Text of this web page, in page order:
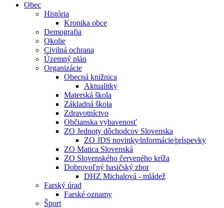
Obec
História
Kronika obce
Demografia
Okolie
Civilná ochrana
Územný plán
Organizácie
Obecná knižnica
Aktualitky
Materská škola
Základná škola
Zdravotníctvo
Občianska vybavenosť
ZO Jednoty dôchodcov Slovenska
ZO JDS novinky⁄informácie⁄príspevky
ZO Matica Slovenská
ZO Slovenského červeného kríža
Dobrovoľný hasičský zbor
DHZ Michalová - mládež
Farský úrad
Farské oznamy
Šport